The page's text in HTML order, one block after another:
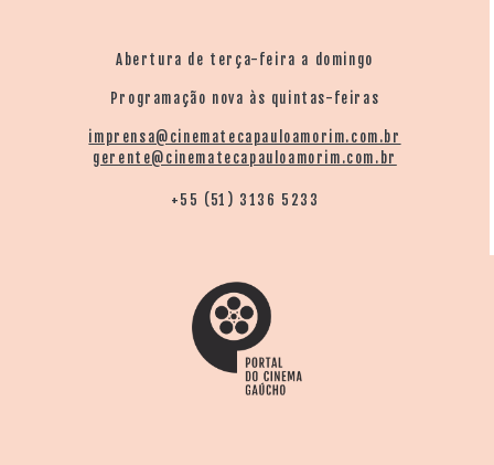
Abertura de terça-feira a domingo
Programação nova às quintas-feiras
imprensa@cinematecapauloamorim.com.br
gerente@cinematecapauloamorim.com.br
+55 (51) 3136 5233